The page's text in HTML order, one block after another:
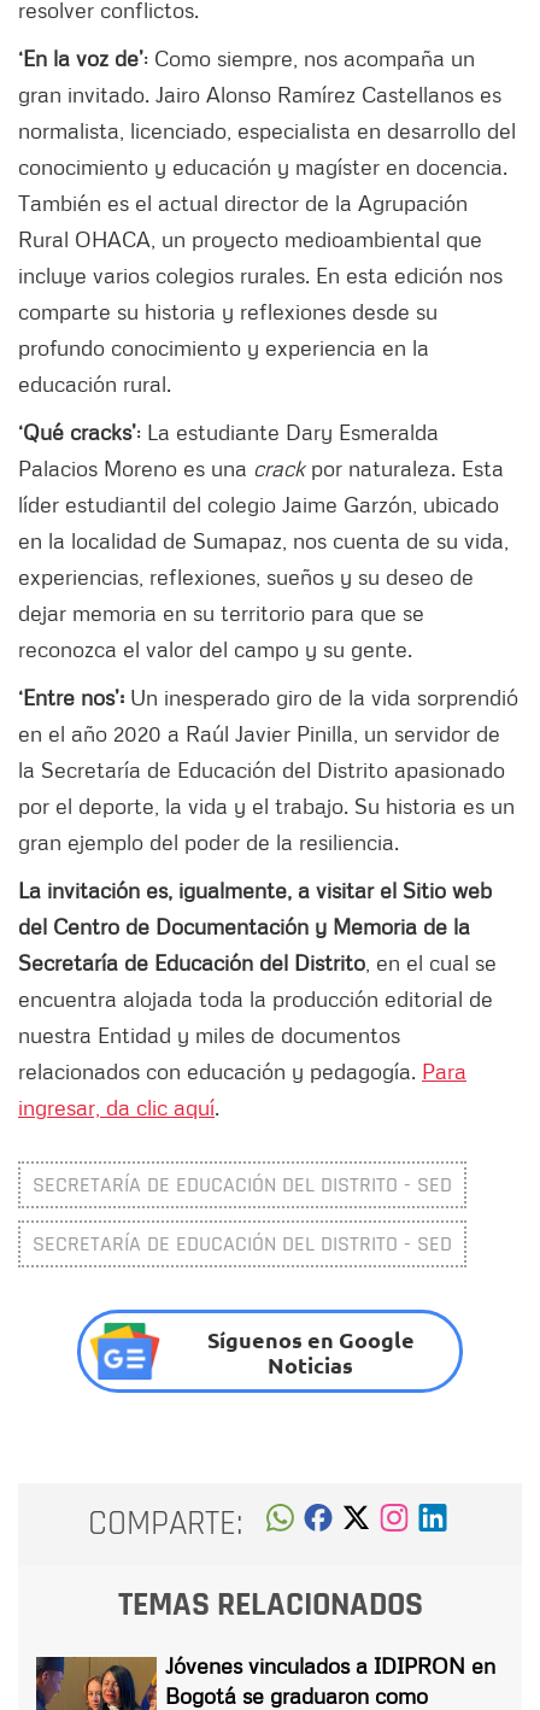
resolver conflictos.
‘En la voz de’: Como siempre, nos acompaña un
gran invitado. Jairo Alonso Ramírez Castellanos es
normalista, licenciado, especialista en desarrollo del
conocimiento y educación y magíster en docencia.
También es el actual director de la Agrupación
Rural OHACA, un proyecto medioambiental que
incluye varios colegios rurales. En esta edición nos
comparte su historia y reflexiones desde su
profundo conocimiento y experiencia en la
educación rural.
‘Qué cracks’: La estudiante Dary Esmeralda
Palacios Moreno es una crackpor naturaleza. Esta
líder estudiantil del colegio Jaime Garzón, ubicado
en la localidad de Sumapaz, nos cuenta de su vida,
experiencias, reflexiones, sueños y su deseo de
dejar memoria en su territorio para que se
reconozca el valor del campo y su gente.
‘Entre nos’: Un inesperado giro de la vida sorprendió
en el año 2020 a Raúl Javier Pinilla, un servidor de
la Secretaría de Educación del Distrito apasionado
por el deporte, la vida y el trabajo. Su historia es un
gran ejemplo del poder de la resiliencia.
La invitación es, igualmente, a visitar el Sitio web
del Centro de Documentación y Memoria de la
Secretaría de Educación del Distrito , en el cual se
encuentra alojada toda la producción editorial de
nuestra Entidad y miles de documentos
relacionados con educación y pedagogía. Para
ingresar, da clic aquí.
SECRETARÍA DE EDUCACIÓN DEL DISTRITO - SED
SECRETARÍA DE EDUCACIÓN DEL DISTRITO - SED
Síguenos en Google
Noticias
COMPARTE:
TEMAS RELACIONADOS
Jóvenes vinculados a IDIPRON en
Bogotá se graduaron como